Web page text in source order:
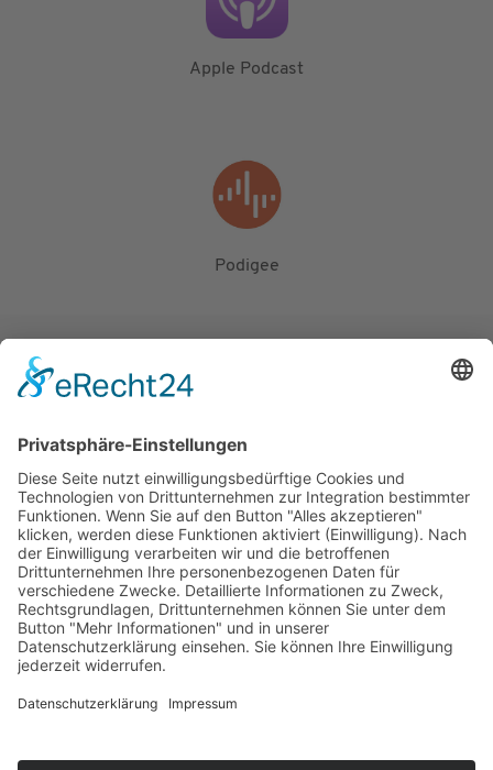
Apple Podcast
Podigee